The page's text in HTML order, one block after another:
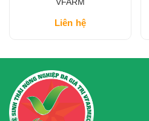
Liên hệ